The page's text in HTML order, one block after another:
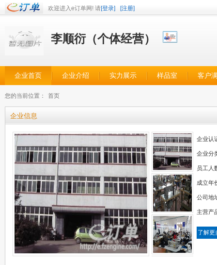
欢迎进入e订单网! 请[登录] [注册]
李顺衍（个体经营）
企业首页 企业介绍 实力展示 样品室 客户
您的当前位置： 首页
企业信息
企业认
企业分
员工人
成立年
公司地
主营产
了解更